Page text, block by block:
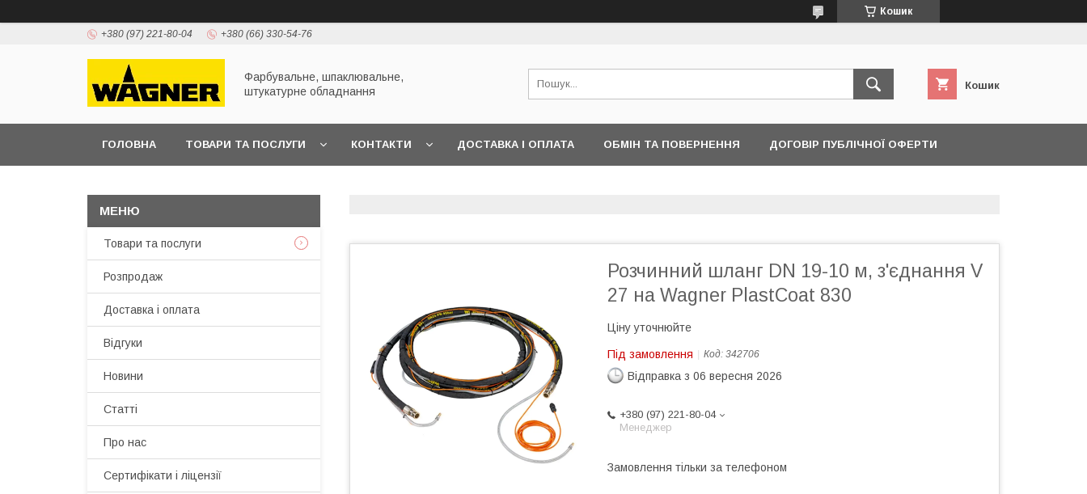
Кошик
+380 (97) 221-80-04 +380 (66) 330-54-76
Фарбувальне, шпаклювальне,
штукатурне обладнання
Кошик
ГОЛОВНА ТОВАРИ ТА ПОСЛУГИ КОНТАКТИ ДОСТАВКА І ОПЛАТА ОБМІН ТА ПОВЕРНЕННЯ ДОГОВІР ПУБЛІЧНОЇ ОФЕРТИ
Розчинний шланг DN 19-10 м, з'єднання V
27 на Wagner PlastCoat 830
Ціну уточнюйте
Під замовлення Код: 342706
Відправка з 06 вересня 2026
+380 (97) 221-80-04
Менеджер
Замовлення тільки за телефоном
Товари та послуги
Розпродаж
Доставка і оплата
Відгуки
Новини
Статті
Про нас
Сертифікати і ліцензії